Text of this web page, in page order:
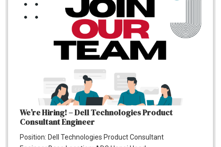
We’re Hiring! – Dell Technologies Product
Consultant Engineer
Position: Dell Technologies Product Consultant